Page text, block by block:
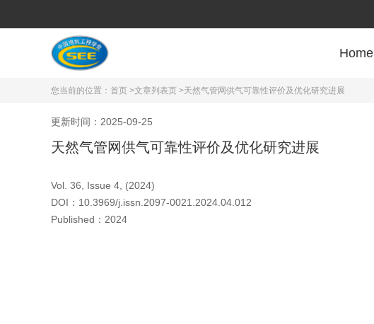
Home
您当前的位置： 首页 >文章列表页 >天然气管网供气可靠性评价及优化研究进展
更新时间：2025-09-25
天然气管网供气可靠性评价及优化研究进展
Vol. 36, Issue 4, (2024)
DOI： 10.3969/j.issn.2097-0021.2024.04.012
Published： 2024